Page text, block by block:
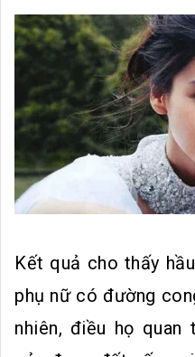
Kết quả cho thấy
phụ nữ có đường
nhiên, điều họ